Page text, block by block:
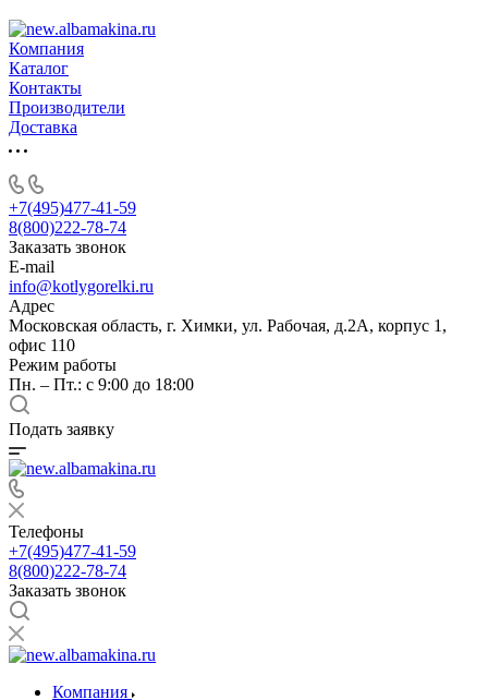
Компания
Каталог
Контакты
Производители
Доставка
+7(495)477-41-59
8(800)222-78-74
Заказать звонок
E-mail
info@kotlygorelki.ru
Адрес
Московская область, г. Химки, ул. Рабочая, д.2А, корпус 1,
офис 110
Режим работы
Пн. – Пт.: с 9:00 до 18:00
Подать заявку
Телефоны
+7(495)477-41-59
8(800)222-78-74
Заказать звонок
Компания